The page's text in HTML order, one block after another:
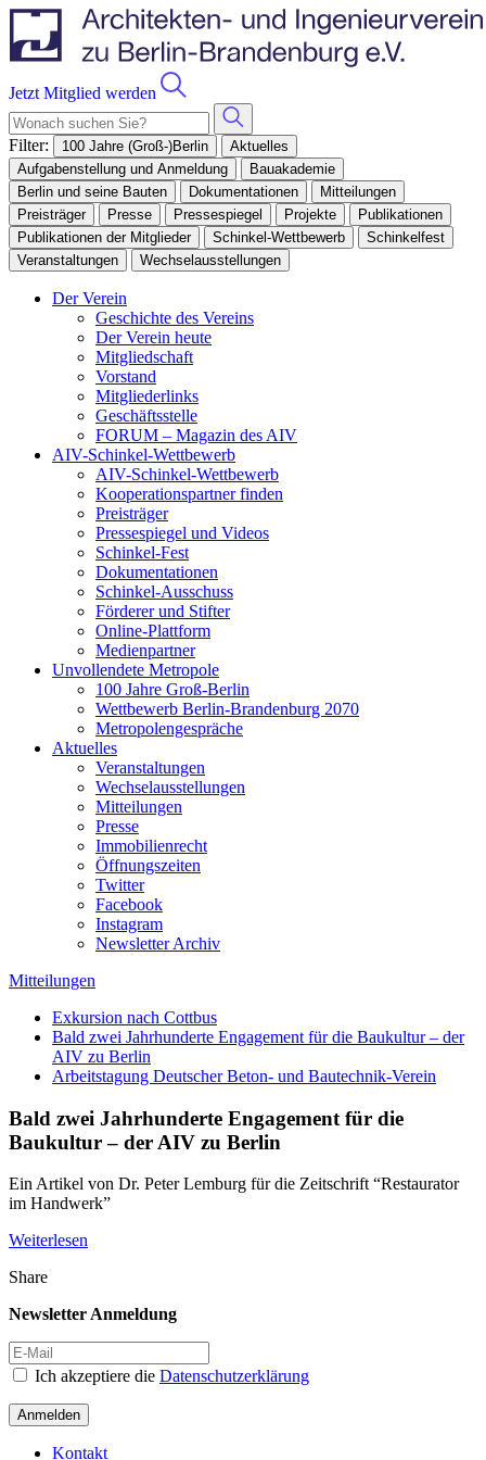
Jetzt Mitglied werden
Filter: 100 Jahre (Groß-)Berlin
Aktuelles
Aufgabenstellung und Anmeldung
Bauakademie
Berlin und seine Bauten
Dokumentationen
Mitteilungen
Preisträger
Presse Pressespiegel Projekte
Publikationen
Publikationen der Mitglieder
Schinkel-Wettbewerb
Schinkelfest
Veranstaltungen
Wechselausstellungen
Der Verein
Geschichte des Vereins
Der Verein heute
Mitgliedschaft
Vorstand
Mitgliederlinks
Geschäftsstelle
FORUM – Magazin des AIV
AIV-Schinkel-Wettbewerb
AIV-Schinkel-Wettbewerb
Kooperationspartner finden
Preisträger
Pressespiegel und Videos
Schinkel-Fest
Dokumentationen
Schinkel-Ausschuss
Förderer und Stifter
Online-Plattform
Medienpartner
Unvollendete Metropole
100 Jahre Groß-Berlin
Wettbewerb Berlin-Brandenburg 2070
Metropolengespräche
Aktuelles
Veranstaltungen
Wechselausstellungen
Mitteilungen
Presse
Immobilienrecht
Öffnungszeiten
Twitter
Facebook
Instagram
Newsletter Archiv
Mitteilungen
Exkursion nach Cottbus
Bald zwei Jahrhunderte Engagement für die Baukultur – der
AIV zu Berlin
Arbeitstagung Deutscher Beton- und Bautechnik-Verein
Bald zwei Jahrhunderte Engagement für die
Baukultur – der AIV zu Berlin
Ein Artikel von Dr. Peter Lemburg für die Zeitschrift “Restaurator
im Handwerk”
Weiterlesen
Share
Newsletter Anmeldung
Ich akzeptiere die Datenschutzerklärung
Anmelden
Kontakt